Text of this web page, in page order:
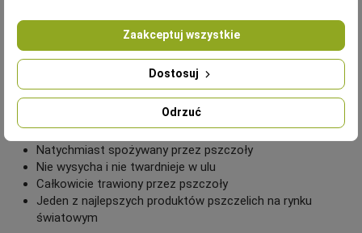
Wzbogacony w witaminy i aminokwasy, który
przyczyniają się do lepszego rozwoju kolonii, walki z
różnymi chorobami, stymulacji królowej
Świetna jakość
Składa się z prostych cukrów glukozowo-fruktozowych
Natychmiast spożywany przez pszczoły
Nie wysycha i nie twardnieje w ulu
Całkowicie trawiony przez pszczoły
Jeden z najlepszych produktów pszczelich na rynku
światowym
Odrzuć
Dostosuj
Zaakceptuj wszystkie